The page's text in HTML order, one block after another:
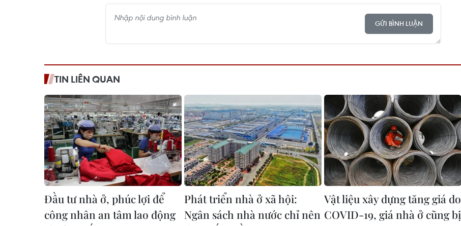
GỬI BÌNH LUẬN
TIN LIÊN QUAN
Đầu tư nhà ở, phúc lợi để
công nhân an tâm lao động
Phát triển nhà ở xã hội:
Ngân sách nhà nước chỉ nên
Vật liệu xây dựng tăng giá do
COVID-19, giá nhà ở cũng bị